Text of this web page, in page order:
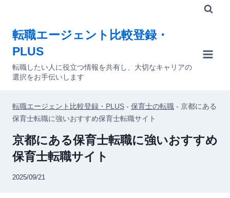
転職エージェント比較登録・
PLUS
転職したい人に役立つ情報を共有し、大切なキャリアの
選択をお手伝いします
転職エージェント比較登録・PLUS - 保育士の転職 - 京都にある
保育士転職に強いおすすめ保育士転職サイト
京都にある保育士転職に強いおすすめ
保育士転職サイト
2025/09/21